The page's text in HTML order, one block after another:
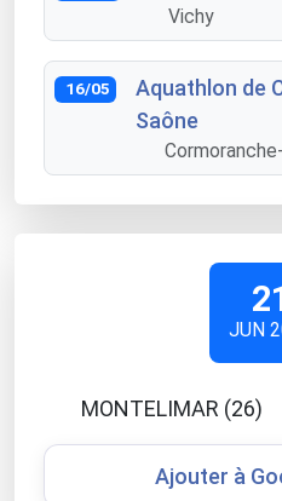
Vichy
16/05
Aquathlon de
Saône
JUN
MONTELIMAR (26)
Ajouter à